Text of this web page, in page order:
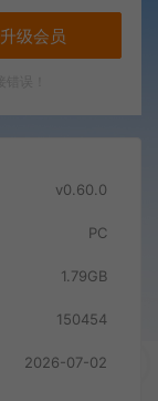
升级会员
v0.60.0
PC
1.79GB
150454
2026-07-02